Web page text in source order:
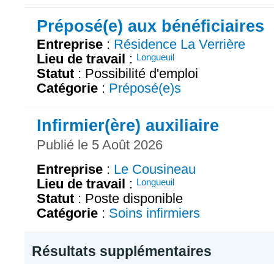
Préposé(e) aux bénéficiaires
Entreprise : Résidence La Verrière
Lieu de travail : Longueuil
Statut : Possibilité d'emploi
Catégorie : Préposé(e)s
Infirmier(ère) auxiliaire
Publié le 5 Août 2026
Entreprise : Le Cousineau
Lieu de travail : Longueuil
Statut : Poste disponible
Catégorie : Soins infirmiers
Résultats supplémentaires